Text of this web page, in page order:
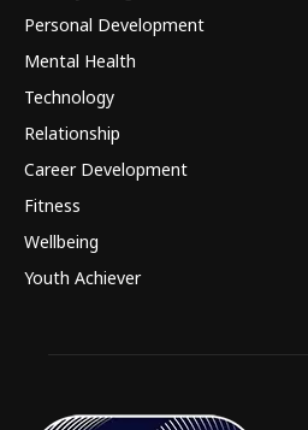
Personal Development
Mental Health
Technology
Relationship
Career Development
Fitness
Wellbeing
Youth Achiever